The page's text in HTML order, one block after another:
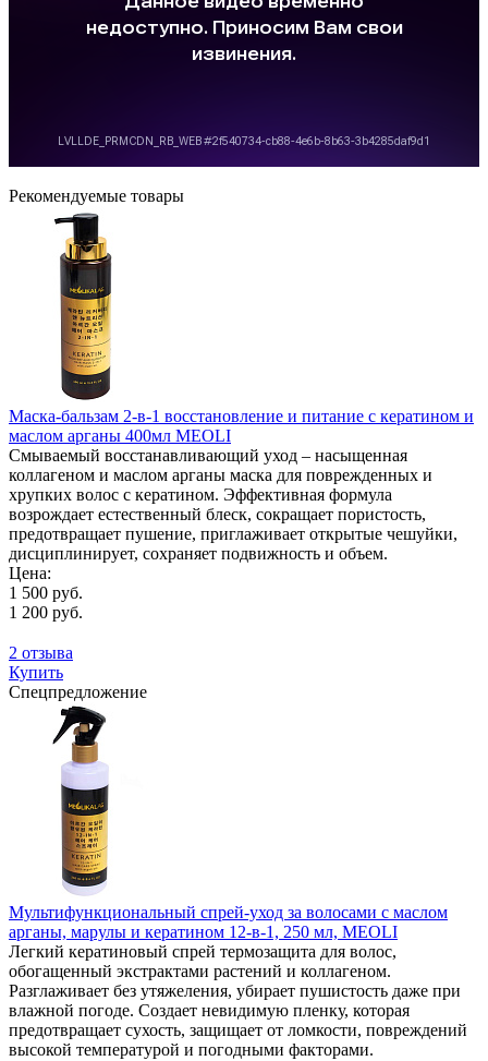
Рекомендуемые товары
Маска-бальзам 2-в-1 восстановление и питание с кератином и
маслом арганы 400мл MEOLI
Смываемый восстанавливающий уход – насыщенная
коллагеном и маслом арганы маска для поврежденных и
хрупких волос с кератином. Эффективная формула
возрождает естественный блеск, сокращает пористость,
предотвращает пушение, приглаживает открытые чешуйки,
дисциплинирует, сохраняет подвижность и объем.
Цена:
1 500 руб.
1 200 руб.
2 отзыва
Купить
Спецпредложение
Мультифункциональный спрей-уход за волосами с маслом
арганы, марулы и кератином 12-в-1, 250 мл, MEOLI
Легкий кератиновый спрей термозащита для волос,
обогащенный экстрактами растений и коллагеном.
Разглаживает без утяжеления, убирает пушистость даже при
влажной погоде. Создает невидимую пленку, которая
предотвращает сухость, защищает от ломкости, повреждений
высокой температурой и погодными факторами.